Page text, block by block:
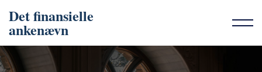
Det finansielle
ankenævn